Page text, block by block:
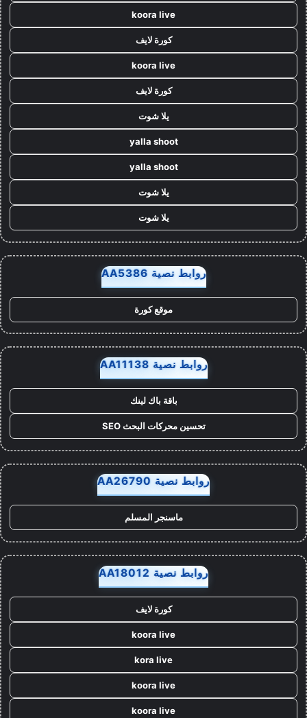
koora live
كورة لايف
koora live
كورة لايف
يلا شوت
yalla shoot
yalla shoot
يلا شوت
يلا شوت
روابط نصية AA5386
موقع كورة
روابط نصية AA11138
باقة باك لينك
تحسين محركات البحث SEO
روابط نصية AA26790
ماسنجر المسلم
روابط نصية AA18012
كورة لايف
koora live
kora live
koora live
koora live